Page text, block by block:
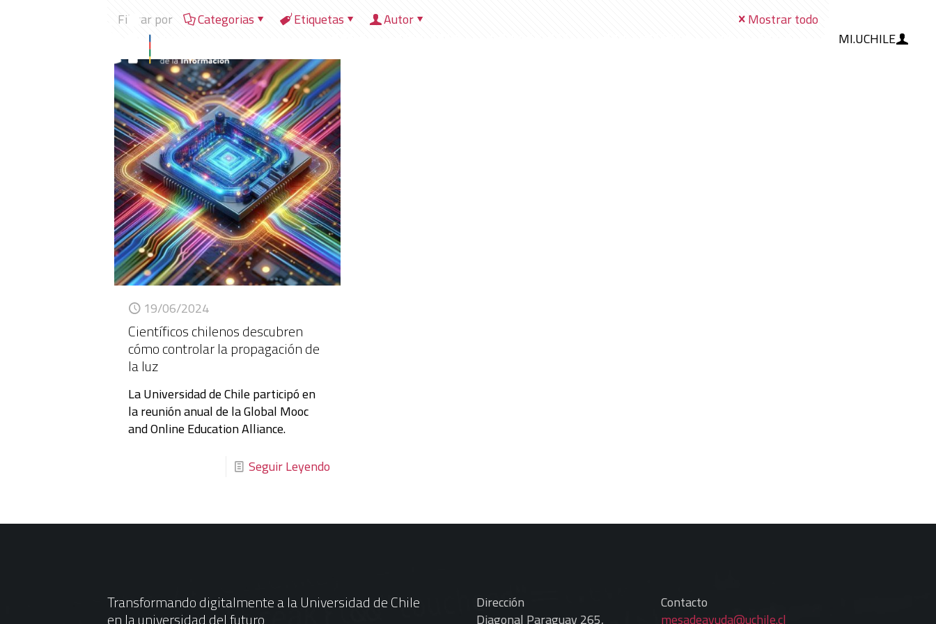
MI.UCHILE
Filtrar por Categorias Etiquetas Autor Mostrar todo
19/06/2024
Científicos chilenos descubren
cómo controlar la propagación de
la luz
La Universidad de Chile participó en
la reunión anual de la Global Mooc
and Online Education Alliance.
Seguir Leyendo
Transformando digitalmente a la Universidad de Chile Dirección
Diagonal Paraguay 265,
Contacto
mesadeayuda@uchile.cl